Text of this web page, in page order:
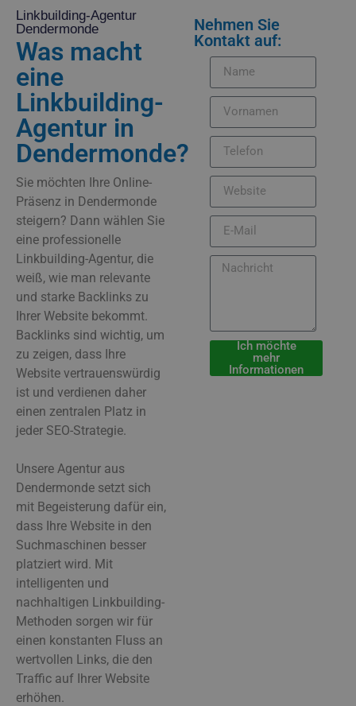
Linkbuilding-Agentur
Dendermonde
Was macht
eine
Linkbuilding-
Agentur in
Dendermonde?
Sie möchten Ihre Online-
Präsenz in Dendermonde
steigern? Dann wählen Sie
eine professionelle
Linkbuilding-Agentur, die
weiß, wie man relevante
und starke Backlinks zu
Ihrer Website bekommt.
Backlinks sind wichtig, um
zu zeigen, dass Ihre
Website vertrauenswürdig
ist und verdienen daher
einen zentralen Platz in
jeder SEO-Strategie.
Unsere Agentur aus
Dendermonde setzt sich
mit Begeisterung dafür ein,
dass Ihre Website in den
Suchmaschinen besser
platziert wird. Mit
intelligenten und
nachhaltigen Linkbuilding-
Methoden sorgen wir für
einen konstanten Fluss an
wertvollen Links, die den
Traffic auf Ihrer Website
erhöhen.
Nehmen Sie
Kontakt auf:
Ich möchte
mehr
Informationen